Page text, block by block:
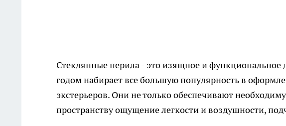
Стеклянные перила - это изящное и
годом набирает все большую популярность в
экстерьеров. Они не только обеспечивают
пространству ощущение легкости и воздушности,